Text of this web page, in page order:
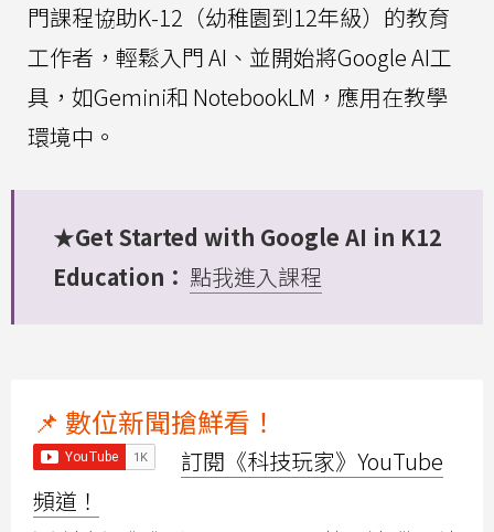
門課程協助K-12（幼稚園到12年級）的教育
工作者，輕鬆入門 AI、並開始將Google AI工
具，如Gemini和 NotebookLM，應用在教學
環境中。
★Get Started with Google AI in K12
Education： 點我進入課程
📌 數位新聞搶鮮看！
訂閱《科技玩家》YouTube
頻道！